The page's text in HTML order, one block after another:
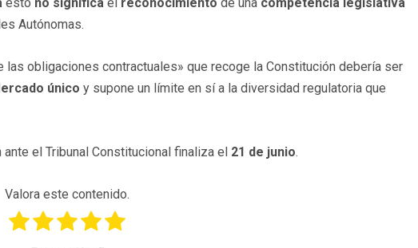
esto no significa el reconocimiento de una competencia legislativa
Autónomas.
obligaciones contractuales» que recoge la Constitución debería ser
único y supone un límite en sí a la diversidad regulatoria que
el Tribunal Constitucional finaliza el 21 de junio.
Valora este contenido.